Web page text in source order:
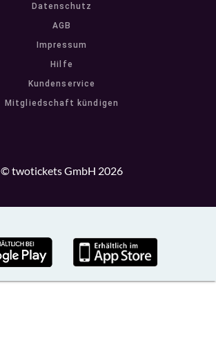
Datenschutz
AGB
Impressum
Hilfe
Kundenservice
Mitgliedschaft kündigen
© twotickets GmbH 2026